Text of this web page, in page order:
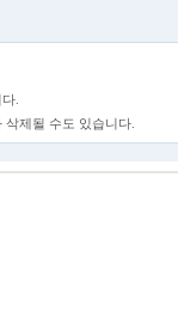
.
제될 수도 있습니다.